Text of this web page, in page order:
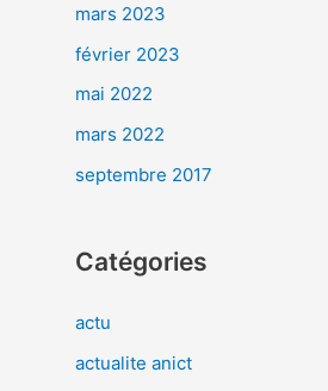
mars 2023
février 2023
mai 2022
mars 2022
septembre 2017
Catégories
actu
actualite anict